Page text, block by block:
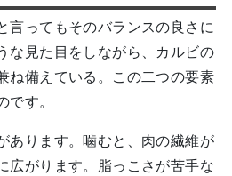
言ってもそのバランスの良さに
な見た目をしながら、カルビの
ね備えている。この二つの要素
す。
あります。噛むと、肉の繊維が
広がります。脂っこさが苦手な